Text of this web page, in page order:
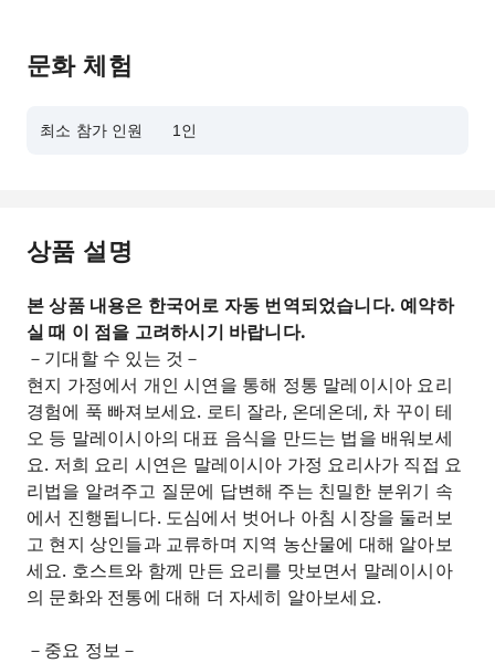
문화 체험
최소 참가 인원 1인
상품 설명
본 상품 내용은 한국어로 자동 번역되었습니다. 예약하
실 때 이 점을 고려하시기 바랍니다.
－기대할 수 있는 것－
현지 가정에서 개인 시연을 통해 정통 말레이시아 요리
경험에 푹 빠져보세요. 로티 잘라, 온데온데, 차 꾸이 테
오 등 말레이시아의 대표 음식을 만드는 법을 배워보세
요. 저희 요리 시연은 말레이시아 가정 요리사가 직접 요
리법을 알려주고 질문에 답변해 주는 친밀한 분위기 속
에서 진행됩니다. 도심에서 벗어나 아침 시장을 둘러보
고 현지 상인들과 교류하며 지역 농산물에 대해 알아보
세요. 호스트와 함께 만든 요리를 맛보면서 말레이시아
의 문화와 전통에 대해 더 자세히 알아보세요.
－중요 정보－